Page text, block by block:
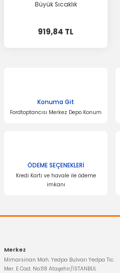
Büyük Sıcaklık
919,84 TL
Konuma Git
Fordtoptancısı Merkez Depo Konum
ÖDEME SEÇENEKLERİ
Kredi Kartı ve havale ile ödeme
imkanı
Merkez
Mimarsinan Mah. Yedpa Bulvarı Yedpa Tic.
Mer. E Cad. No:118 Ataşehir/İSTANBUL